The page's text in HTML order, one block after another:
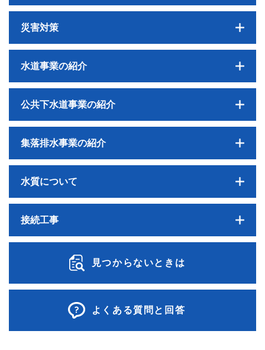
災害対策
水道事業の紹介
公共下水道事業の紹介
集落排水事業の紹介
水質について
接続工事
見つからないときは
よくある質問と回答